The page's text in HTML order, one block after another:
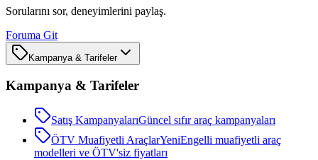
Sorularını sor, deneyimlerini paylaş.
Foruma Git
Kampanya & Tarifeler
Kampanya & Tarifeler
Satış KampanyalarıGüncel sıfır araç kampanyaları
ÖTV Muafiyetli AraçlarYeniEngelli muafiyetli araç
modelleri ve ÖTV'siz fiyatları